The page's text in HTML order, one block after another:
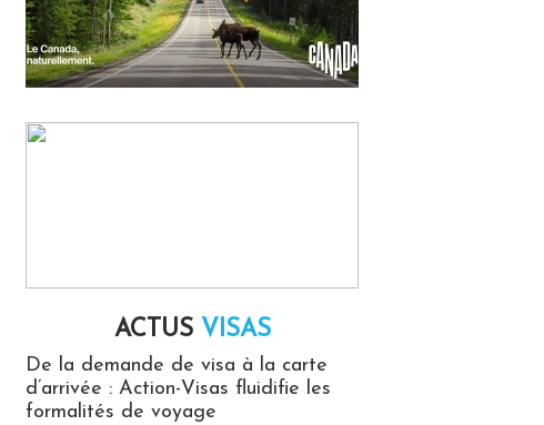
ACTUS VISAS
De la demande de visa à la carte
d’arrivée : Action-Visas fluidifie les
formalités de voyage